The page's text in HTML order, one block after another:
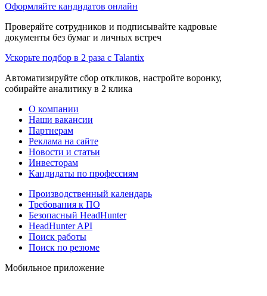
Оформляйте кандидатов онлайн
Проверяйте сотрудников и подписывайте кадровые
документы без бумаг и личных встреч
Ускорьте подбор в 2 раза с Talantix
Автоматизируйте сбор откликов, настройте воронку,
собирайте аналитику в 2 клика
О компании
Наши вакансии
Партнерам
Реклама на сайте
Новости и статьи
Инвесторам
Кандидаты по профессиям
Производственный календарь
Требования к ПО
Безопасный HeadHunter
HeadHunter API
Поиск работы
Поиск по резюме
Мобильное приложение